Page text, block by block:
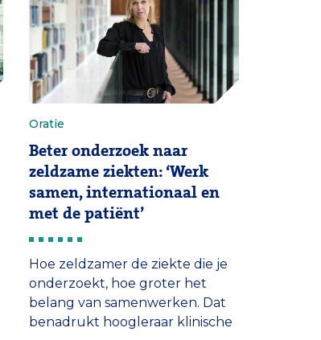
subsidie van bijna 8 miljoen euro
uit het programma Horizon
Europe.
Oratie
Beter onderzoek naar
zeldzame ziekten: ‘Werk
samen, internationaal en
met de patiënt’
Hoe zeldzamer de ziekte die je
onderzoekt, hoe groter het
belang van samenwerken. Dat
benadrukt hoogleraar klinische